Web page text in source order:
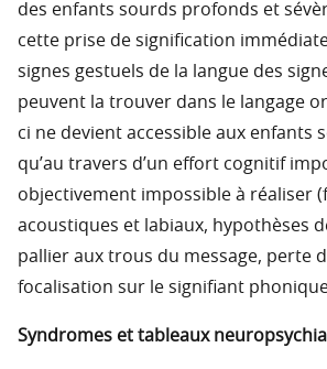
des enfants sourds profonds et
cette prise de signification
signes gestuels de la langue des
peuvent la trouver dans le langage
ci ne devient accessible aux enfants
qu’au travers d’un effort cognitif
objectivement impossible à réaliser
acoustiques et labiaux, hypothèses
pallier aux trous du message, perte
focalisation sur le signifiant
Syndromes et tableaux